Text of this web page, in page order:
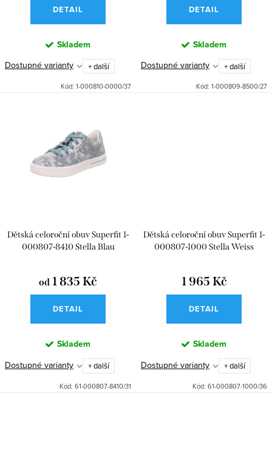
DETAIL
Skladem
Dostupné varianty
+ další
Kód: 1-000810-0000/37
DETAIL
Skladem
Dostupné varianty
+ další
Kód: 1-000809-8500/27
Dětská celoroční obuv Superfit 1-
000807-8410 Stella Blau
od 1 835 Kč
DETAIL
Skladem
Dostupné varianty
+ další
Kód: 61-000807-8410/31
Dětská celoroční obuv Superfit 1-
000807-1000 Stella Weiss
1 965 Kč
DETAIL
Skladem
Dostupné varianty
+ další
Kód: 61-000807-1000/36